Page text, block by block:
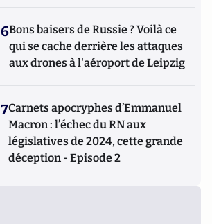
6Bons baisers de Russie ? Voilà ce
qui se cache derrière les attaques
aux drones à l'aéroport de Leipzig
7Carnets apocryphes d’Emmanuel
Macron : l’échec du RN aux
législatives de 2024, cette grande
déception - Episode 2